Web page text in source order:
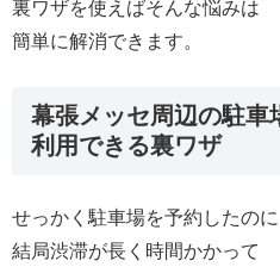
裏ワザを使えばそんな悩みは
簡単に解消できます。
幕張メッセ周辺の駐車
利用できる裏ワザ
せっかく駐車場を予約したのに
結局渋滞が長く時間かかって